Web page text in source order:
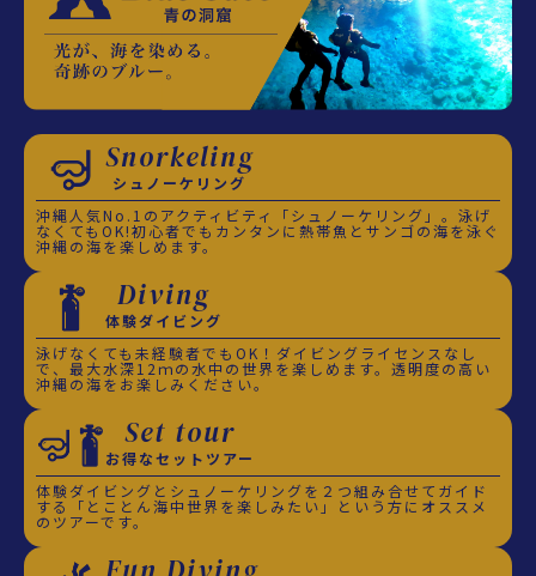
Snorkeling
シュノーケリング
沖縄人気No.1のアクティビティ「シュノーケリング」。泳げ
なくてもOK!初心者でもカンタンに熱帯魚とサンゴの海を泳ぐ
沖縄の海を楽しめます。
Diving
体験ダイビング
泳げなくても未経験者でもOK！ダイビングライセンスなし
で、最大水深12ｍの水中の世界を楽しめます。透明度の高い
沖縄の海をお楽しみください。
Set tour
お得なセットツアー
体験ダイビングとシュノーケリングを２つ組み合せてガイド
する「とことん海中世界を楽しみたい」という方にオススメ
のツアーです。